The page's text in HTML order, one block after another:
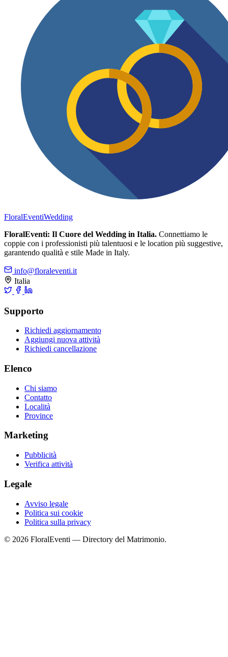
FloralEventiWedding
FloralEventi: Il Cuore del Wedding in Italia. Connettiamo le
coppie con i professionisti più talentuosi e le location più suggestive,
garantendo qualità e stile Made in Italy.
info@floraleventi.it
Italia
Supporto
Richiedi aggiornamento
Aggiungi nuova attività
Richiedi cancellazione
Elenco
Chi siamo
Contatto
Località
Province
Marketing
Pubblicità
Verifica attività
Legale
Avviso legale
Politica sui cookie
Politica sulla privacy
© 2026 FloralEventi — Directory del Matrimonio.